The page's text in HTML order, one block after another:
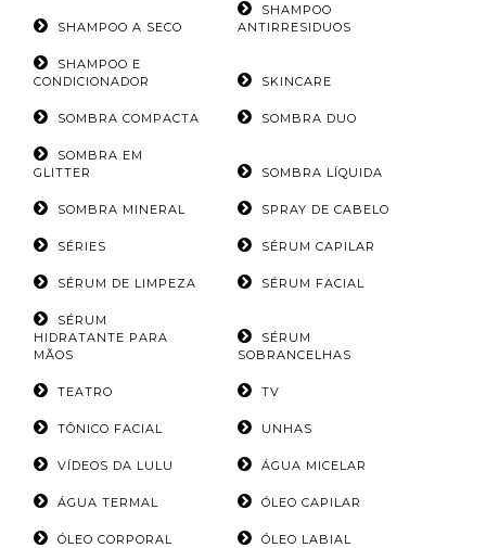
SHAMPOO A SECO
SHAMPOO
ANTIRRESIDUOS
SHAMPOO E
CONDICIONADOR
SKINCARE
SOMBRA COMPACTA SOMBRA DUO
SOMBRA EM
GLITTER
SOMBRA LÍQUIDA
SOMBRA MINERAL SPRAY DE CABELO
SÉRIES SÉRUM CAPILAR
SÉRUM DE LIMPEZA SÉRUM FACIAL
SÉRUM
HIDRATANTE PARA
MÃOS
SÉRUM
SOBRANCELHAS
TEATRO TV
TÔNICO FACIAL UNHAS
VÍDEOS DA LULU ÁGUA MICELAR
ÁGUA TERMAL ÓLEO CAPILAR
ÓLEO CORPORAL ÓLEO LABIAL